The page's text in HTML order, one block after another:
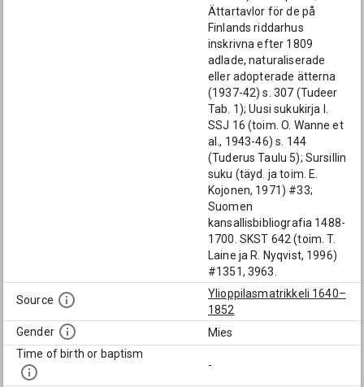
Ättartavlor för de på
Finlands riddarhus
inskrivna efter 1809
adlade, naturaliserade
eller adopterade ätterna
(1937-42) s. 307 (Tudeer
Tab. 1); Uusi sukukirja I.
SSJ 16 (toim. O. Wanne et
al., 1943-46) s. 144
(Tuderus Taulu 5); Sursillin
suku (täyd. ja toim. E.
Kojonen, 1971) #33;
Suomen
kansallisbibliografia 1488-
1700. SKST 642 (toim. T.
Laine ja R. Nyqvist, 1996)
#1351, 3963.
Source
Ylioppilasmatrikkeli 1640–
1852
Gender
Mies
Time of birth or baptism
-